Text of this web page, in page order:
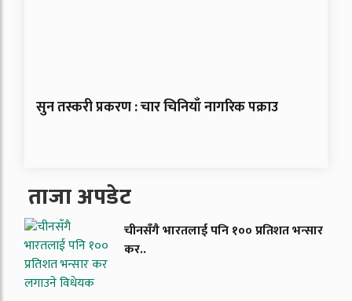
सुन तस्करी प्रकरण : चार चिनियाँ नागरिक पक्राउ
ताजा अपडेट
चीनसँगै भारतलाई पनि १०० प्रतिशत भन्सार
कर..